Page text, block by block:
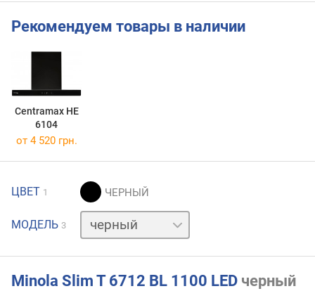
Рекомендуем товары в наличии
Centramax HE
6104
от 4 520 грн.
ЦВЕТ 1
МОДЕЛЬ 3
нержавейка
Minola Slim T 6712 BL 1100 LED черный